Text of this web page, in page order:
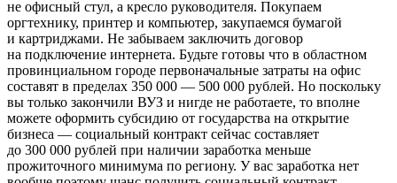
не офисный стул, а кресло руководителя. Покупаем
оргтехнику, принтер и компьютер, закупаемся бумагой
и картриджами. Не забываем заключить договор
на подключение интернета. Будьте готовы что в областном
провинциальном городе первоначальные затраты на офис
составят в пределах 350 000 — 500 000 рублей. Но поскольку
вы только закончили ВУЗ и нигде не работаете, то вполне
можете оформить субсидию от государства на открытие
бизнеса — социальный контракт сейчас составляет
до 300 000 рублей при наличии заработка меньше
прожиточного минимума по региону. У вас заработка нет